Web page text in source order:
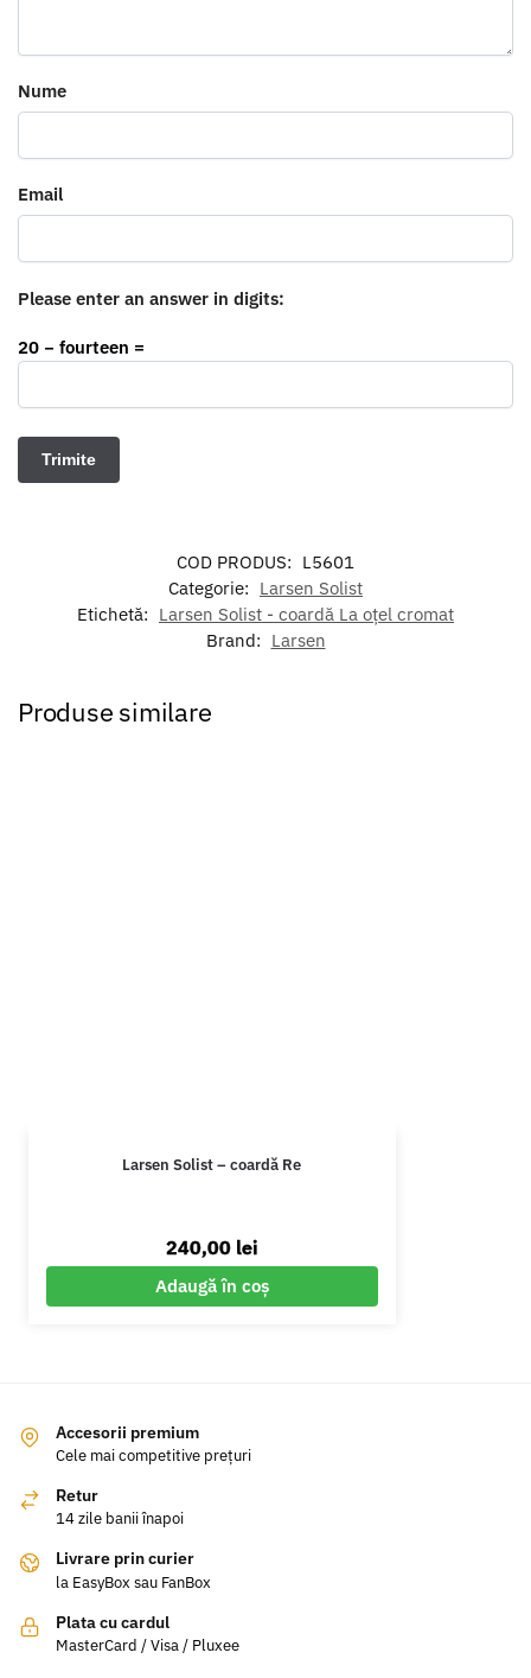
Nume
Email
Please enter an answer in digits:
20 − fourteen =
COD PRODUS: L5601
Categorie: Larsen Solist
Etichetă: Larsen Solist - coardă La oțel cromat
Brand: Larsen
Produse similare
Larsen Solist – coardă Re
240,00 lei
Adaugă în coș
Accesorii premium
Cele mai competitive prețuri
Retur
14 zile banii înapoi
Livrare prin curier
la EasyBox sau FanBox
Plata cu cardul
MasterCard / Visa / Pluxee